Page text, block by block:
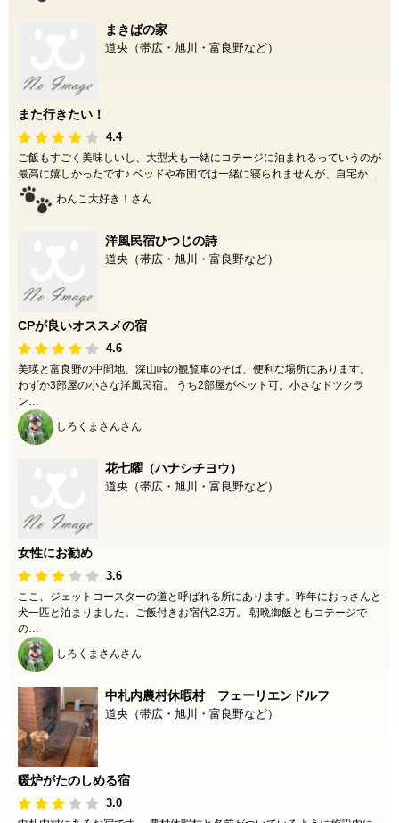
まきばの家
道央（帯広・旭川・富良野など）
また行きたい！
4.4
ご飯もすごく美味しいし、大型犬も一緒にコテージに泊まれるっていうのが
最高に嬉しかったです♪ ベッドや布団では一緒に寝られませんが、自宅か…
わんこ大好き！さん
洋風民宿ひつじの詩
道央（帯広・旭川・富良野など）
CPが良いオススメの宿
4.6
美瑛と富良野の中間地、深山峠の観覧車のそば、便利な場所にあります。
わずか3部屋の小さな洋風民宿。 うち2部屋がペット可。小さなドツクラ
ン…
しろくまさんさん
花七曜（ハナシチヨウ）
道央（帯広・旭川・富良野など）
女性にお勧め
3.6
ここ、ジェットコースターの道と呼ばれる所にあります。昨年におっさんと
犬一匹と泊まりました。ご飯付きお宿代2.3万。 朝晩御飯ともコテージで
の…
しろくまさんさん
中札内農村休暇村 フェーリエンドルフ
道央（帯広・旭川・富良野など）
暖炉がたのしめる宿
3.0